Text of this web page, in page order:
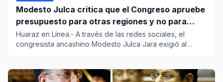
Modesto Julca critica que el Congreso apruebe
presupuesto para otras regiones y no para
Áncash
Huaraz en Línea.- A través de las redes sociales, el
congresista ancashino Modesto Julca Jara exigió al